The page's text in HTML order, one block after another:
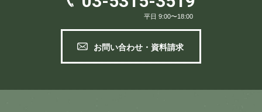
平日 9:00〜18:00
お問い合わせ・資料請求